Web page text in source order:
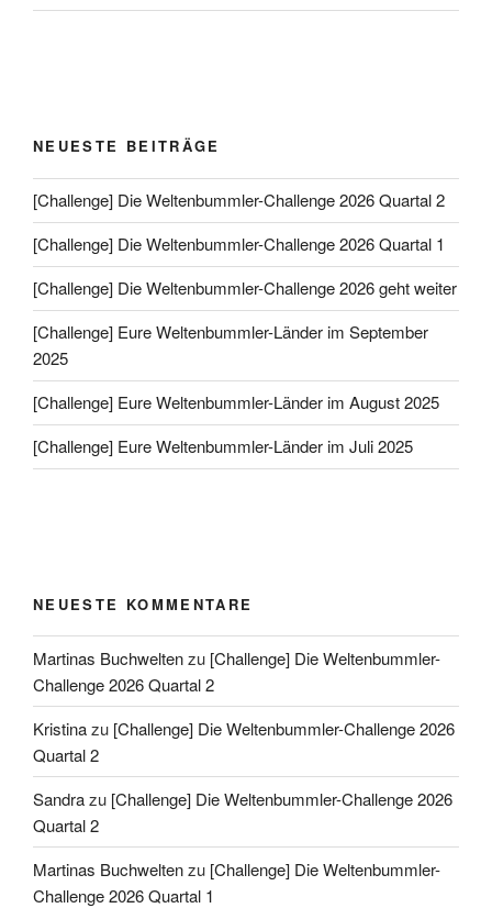
NEUESTE BEITRÄGE
[Challenge] Die Weltenbummler-Challenge 2026 Quartal 2
[Challenge] Die Weltenbummler-Challenge 2026 Quartal 1
[Challenge] Die Weltenbummler-Challenge 2026 geht weiter
[Challenge] Eure Weltenbummler-Länder im September
2025
[Challenge] Eure Weltenbummler-Länder im August 2025
[Challenge] Eure Weltenbummler-Länder im Juli 2025
NEUESTE KOMMENTARE
Martinas Buchweltenzu [Challenge] Die Weltenbummler-
Challenge 2026 Quartal 2
Kristinazu [Challenge] Die Weltenbummler-Challenge 2026
Quartal 2
Sandrazu [Challenge] Die Weltenbummler-Challenge 2026
Quartal 2
Martinas Buchweltenzu [Challenge] Die Weltenbummler-
Challenge 2026 Quartal 1